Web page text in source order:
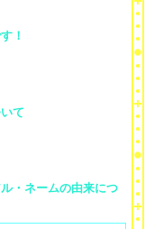
！
て
・ネームの由来につ